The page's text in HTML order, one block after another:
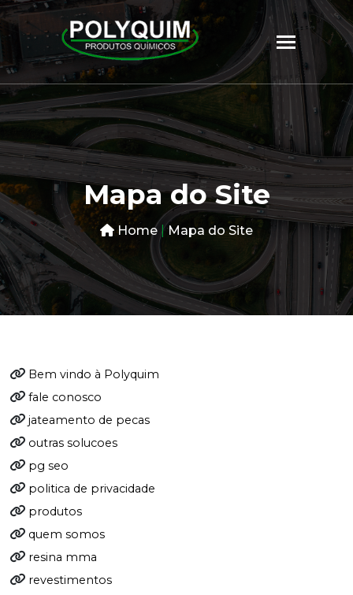
Mapa do Site
Home |Mapa do Site
Bem vindo à Polyquim
fale conosco
jateamento de pecas
outras solucoes
pg seo
politica de privacidade
produtos
quem somos
resina mma
revestimentos